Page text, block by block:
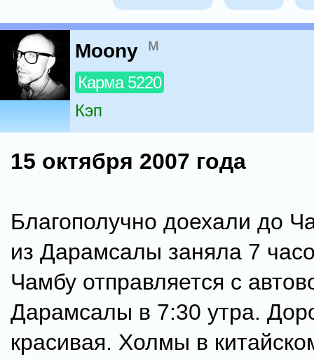
Moony м
Карма 5220
Кэп
15 октября 2007 года
Благополучно доехали до
из Дарамсалы заняла 7
Чамбу отправляется с
Дарамсалы в 7:30 утра.
красивая. Холмы в